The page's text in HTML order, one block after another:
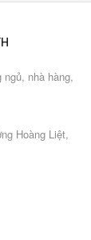
nhà hàng,
Hoàng Liệt,